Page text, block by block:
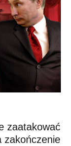
zaatakować
zakończenie